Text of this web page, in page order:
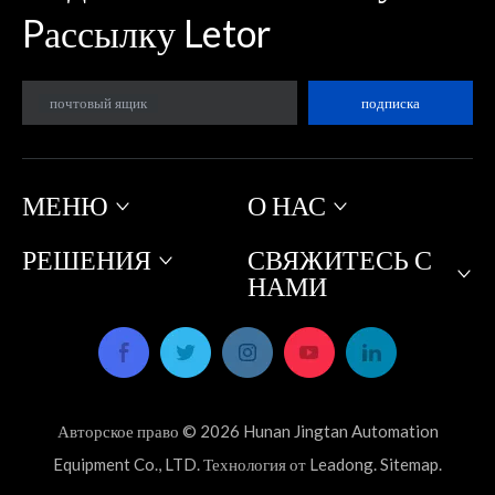
Pассылку Letor
почтовый ящик подписка
МЕНЮ
О НАС
РЕШЕНИЯ
СВЯЖИТЕСЬ С
НАМИ
Авторское право © 2026 Hunan Jingtan Automation
Equipment Co., LTD. Технология от Leadong.Sitemap.